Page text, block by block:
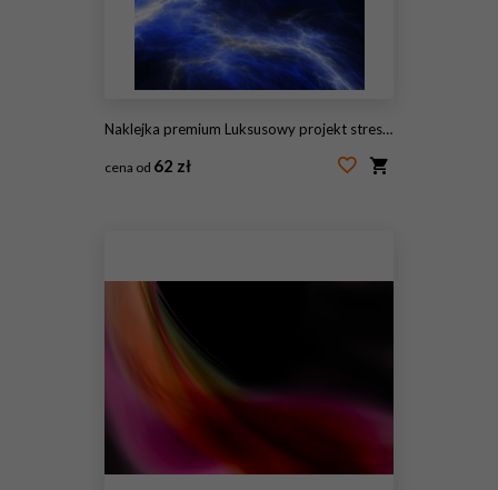
Naklejka premium Luksusowy projekt streszczenie
cena od 62 zł